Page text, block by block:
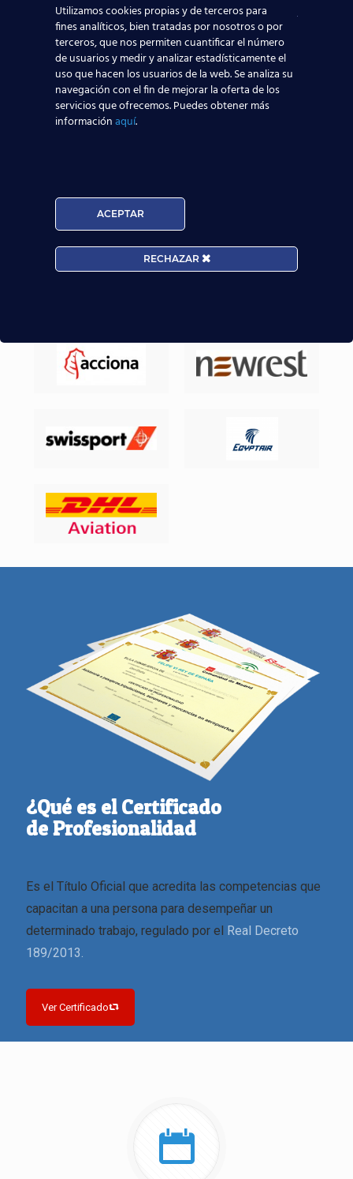
aeronáutica, tenemoscontacto directo con las
compañías aeronáuticas, lo que sin duda ayudará a
que todos los alumnos de nuestros centros
aeronáuticos destaquen y consigan mejores y
mayores posibilidades reales de trabajar en el
sector aeronáutico.
¿Qué es el Certificado
de Profesionalidad
Es el Título Oficial que acredita las competencias que
capacitan a una persona para desempeñar un
determinado trabajo, regulado por el Real Decreto
189/2013.
Ver Certificado
Utilizamos cookies propias y de terceros para
fines analíticos, bien tratadas por nosotros o por
terceros, que nos permiten cuantificar el número
de usuarios y medir y analizar estadísticamente el
uso que hacen los usuarios de la web. Se analiza su
navegación con el fin de mejorar la oferta de los
servicios que ofrecemos. Puedes obtener más
informaciónaquí.
ACEPTAR
RECHAZAR